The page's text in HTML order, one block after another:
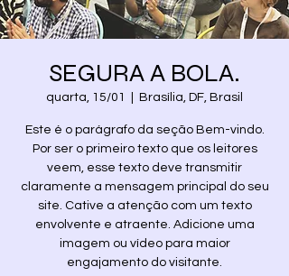
SEGURA A BOLA.
quarta, 15/01 Brasília, DF, Brasil
Este é o parágrafo da seção Bem-vindo.
Por ser o primeiro texto que os leitores
veem, esse texto deve transmitir
claramente a mensagem principal do seu
site. Cative a atenção com um texto
envolvente e atraente. Adicione uma
imagem ou vídeo para maior
engajamento do visitante.